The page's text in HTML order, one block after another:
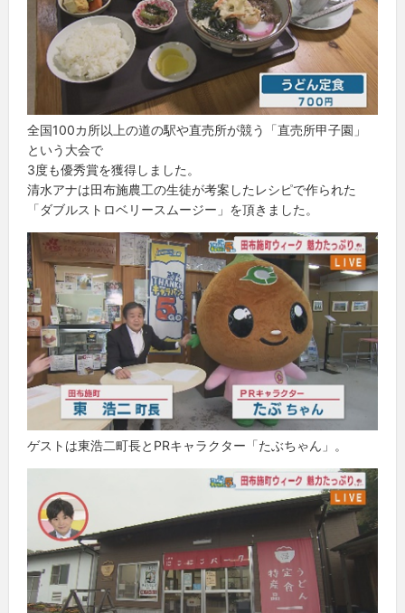
全国100カ所以上の道の駅や直売所が競う「直売所甲子園」
という大会で
3度も優秀賞を獲得しました。
清水アナは田布施農工の生徒が考案したレシピで作られた
「ダブルストロベリースムージー」を頂きました。
ゲストは東浩二町長とPRキャラクター「たぶちゃん」。